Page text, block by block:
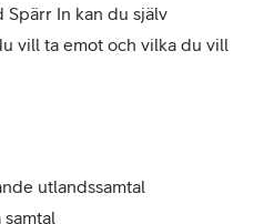
In kan du själv
vill ta emot och vilka du vill
utlandssamtal